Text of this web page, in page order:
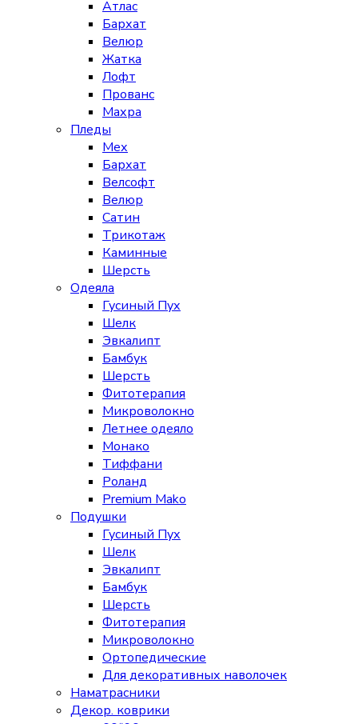
Атлас
Бархат
Велюр
Жатка
Лофт
Прованс
Махра
Пледы
Мех
Бархат
Велсофт
Велюр
Сатин
Трикотаж
Каминные
Шерсть
Одеяла
Гусиный Пух
Шелк
Эвкалипт
Бамбук
Шерсть
Фитотерапия
Микроволокно
Летнее одеяло
Монако
Тиффани
Роланд
Premium Mako
Подушки
Гусиный Пух
Шелк
Эвкалипт
Бамбук
Шерсть
Фитотерапия
Микроволокно
Ортопедические
Для декоративных наволочек
Наматрасники
Декор. коврики